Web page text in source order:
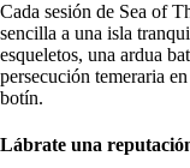
Cada sesión de Sea of
sencilla a una isla
esqueletos, una ardua
persecución temeraria
botín.
Lábrate una